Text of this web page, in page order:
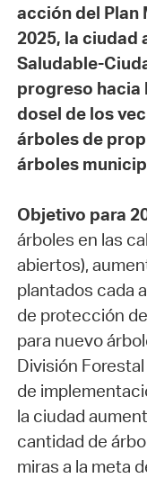
acción del Plan
2025, la ciudad
Saludable-
progreso hacia
dosel de los
árboles de
árboles
Objetivo para
árboles en las
abiertos),
plantados cada
de protección
para nuevo
División
de
la ciudad
cantidad de
miras a la meta